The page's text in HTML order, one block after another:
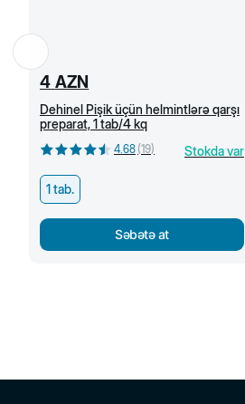
4 AZN
Dehinel Pişik üçün helmintlərə qarşı
preparat, 1 tab/4 kq
4.68 (19) Stokda var
1 tab.
Səbətə at